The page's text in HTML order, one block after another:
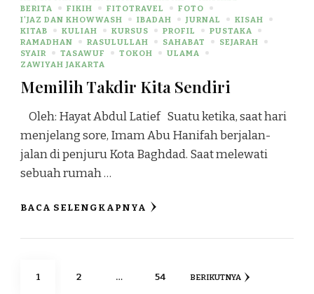
BERITA
FIKIH FITOTRAVEL
FOTO
I'JAZ DAN KHOWWASH
IBADAH JURNAL
KISAH
KITAB
KULIAH KURSUS PROFIL
PUSTAKA
RAMADHAN
RASULULLAH SAHABAT
SEJARAH
SYAIR
TASAWUF TOKOH
ULAMA
ZAWIYAH JAKARTA
Memilih Takdir Kita Sendiri
Oleh: Hayat Abdul Latief Suatu ketika, saat hari
menjelang sore, Imam Abu Hanifah berjalan-
jalan di penjuru Kota Baghdad. Saat melewati
sebuah rumah …
BACA SELENGKAPNYA
1 2 … 54 BERIKUTNYA